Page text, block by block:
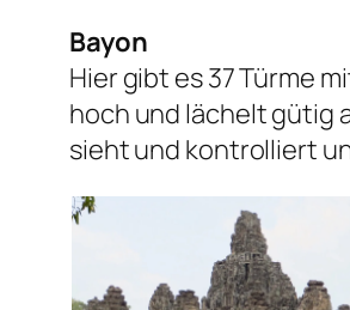
Bayon
Hier gibt es 37 Türme
hoch und lächelt gütig
sieht und kontrolliert